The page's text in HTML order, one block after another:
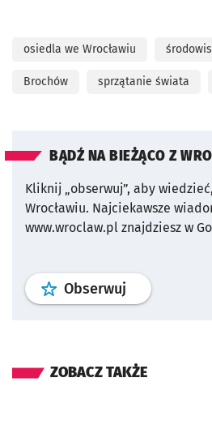
osiedla we Wrocławiu
Brochów sprzątanie świata
BĄDŹ NA BIEŻĄCO Z
Kliknij „obserwuj”, aby
Wrocławiu. Najciekawsze
www.wroclaw.pl znajdziesz w
Obserwuj profil
ZOBACZ TAKŻE